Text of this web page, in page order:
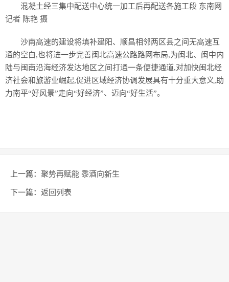
混凝土经三集中配送中心统一加工后再配送各施工段 东南网
记者 陈艳 摄
沙南高速的建设将填补建阳、顺昌相邻两区县之间无高速互
通的空白,也将进一步完善闽北高速公路路网布局,为闽北、闽中内
陆与闽南沿海经济发达地区之间打通一条便捷通道,对加快闽北经
济社会和旅游业崛起,促进区域经济协调发展具有十分重大意义,助
力南平“好风景”走向“好经济”、迈向“好生活”。
上一篇： 聚势再赋能 黍酒向新生
下一篇： 返回列表